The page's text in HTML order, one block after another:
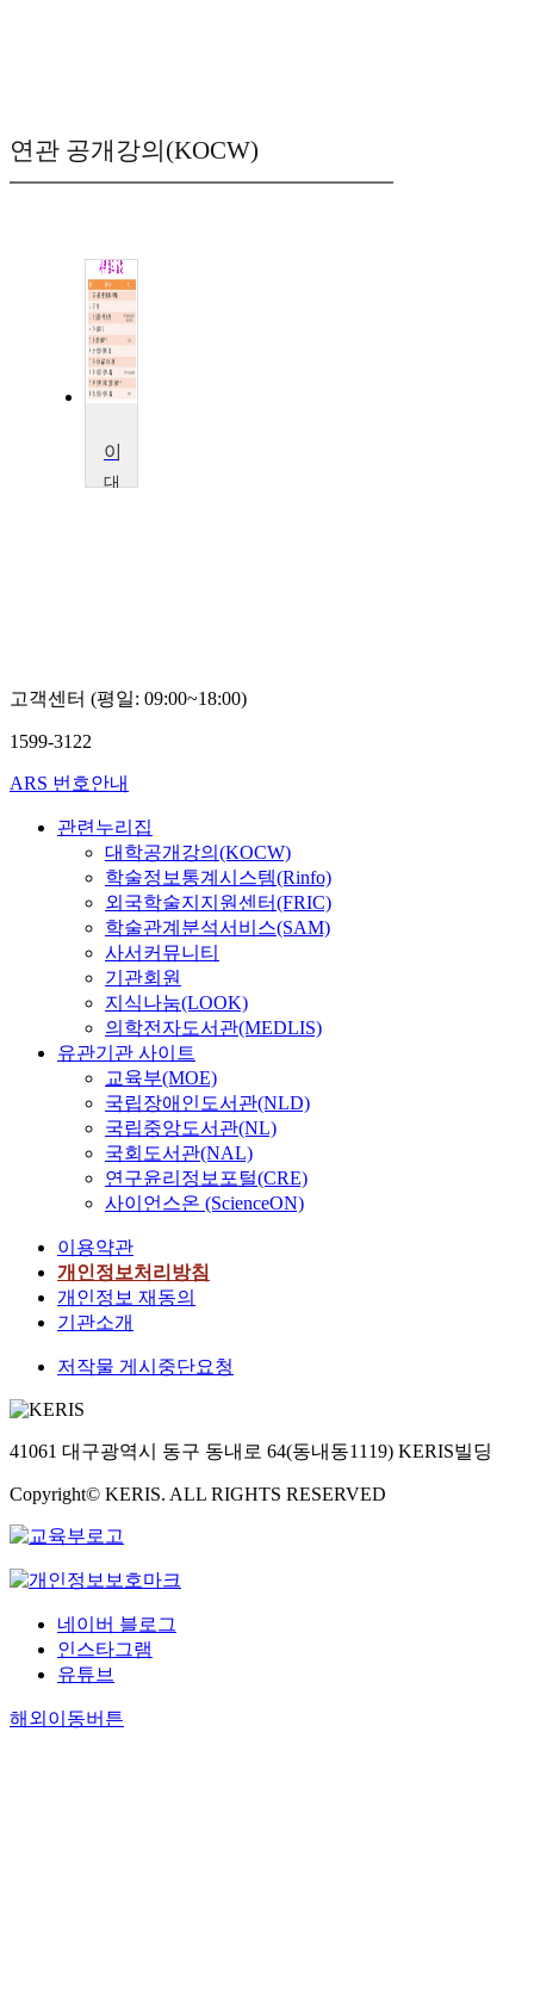
연관 공개강의(KOCW)
대
고객센터 (평일: 09:00~18:00)
1599-3122
ARS 번호안내
관련누리집
대학공개강의(KOCW)
학술정보통계시스템(Rinfo)
외국학술지지원센터(FRIC)
학술관계분석서비스(SAM)
사서커뮤니티
기관회원
지식나눔(LOOK)
의학전자도서관(MEDLIS)
유관기관 사이트
교육부(MOE)
국립장애인도서관(NLD)
국립중앙도서관(NL)
국회도서관(NAL)
연구윤리정보포털(CRE)
사이언스온 (ScienceON)
이용약관
개인정보처리방침
개인정보 재동의
기관소개
저작물 게시중단요청
41061 대구광역시 동구 동내로 64(동내동1119) KERIS빌딩
Copyright© KERIS. ALL RIGHTS RESERVED
네이버 블로그
인스타그램
유튜브
해외이동버튼